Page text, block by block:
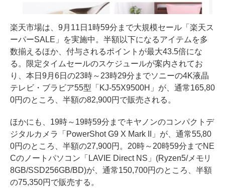
楽天市場は、9月11日1時59分まで大規模セール「楽天ス
ーパーSALE」を実施中。半額以下になるアイテムを多
数揃えるほか、付与されるポイントが最大43.5倍にな
る。限定タイムセールのスケジュールが案内されてお
り、本日9月6日の23時～23時29分までソニーの4K液晶
テレビ・ブラビア55型「KJ-55X9500H」が、通常165,80
0円のところ、半額の82,900円で販売される。
ほかにも、19時～19時59分までキヤノンのコンパクトデ
ジタルカメラ「PowerShot G9 X Mark II」が、通常55,80
0円のところ、半額の27,900円。20時～20時59分までNE
Cのノートパソコン「LAVIE Direct NS」(Ryzen5/メモリ
8GB/SSD256GB/BD)が、通常150,700円のところ、半額
の75,350円で販売する。